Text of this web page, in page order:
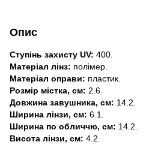
Опис
Ступінь захисту UV: 400.
Матеріал лінз: полімер.
Матеріал оправи: пластик.
Розмір містка, см: 2.6.
Довжина завушника, см: 14.2.
Ширина лінзи, см: 6.1.
Ширина по обличчю, см: 14.2.
Висота лінзи, см: 4.2.